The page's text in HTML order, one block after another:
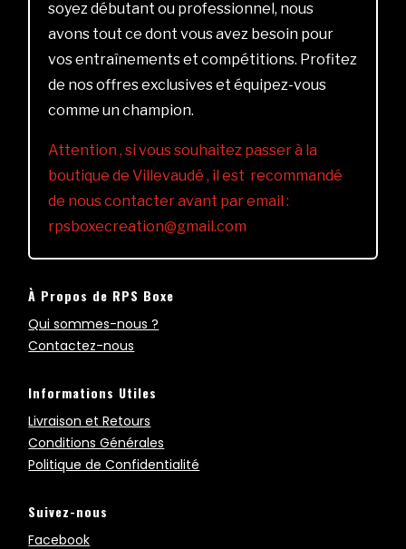
soyez débutant ou professionnel, nous
avons tout ce dont vous avez besoin pour
vos entraînements et compétitions. Profitez
de nos offres exclusives et équipez-vous
comme un champion.
Attention , si vous souhaitez passer à la
boutique de Villevaudé , il est recommandé
de nous contacter avant par email :
rpsboxecreation@gmail.com
À Propos de RPS Boxe
Qui sommes-nous ?
Contactez-nous
Informations Utiles
Livraison et Retours
Conditions Générales
Politique de Confidentialité
Suivez-nous
Facebook